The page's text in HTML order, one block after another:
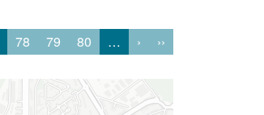
78 79 80 … › ››